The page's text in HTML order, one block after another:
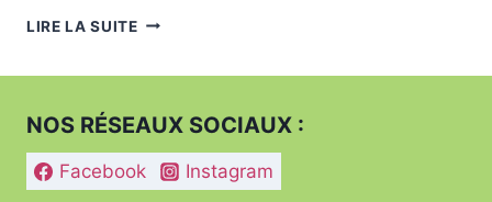
LIRE LA SUITEORGANISER
PRODUITS
D’ENTRETIEN
DE
NOS RÉSEAUX SOCIAUX :
Facebook Instagram